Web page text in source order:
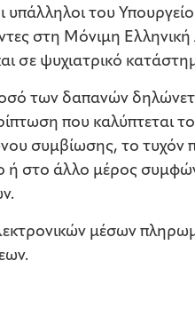
του
στη Μόνιμη
σε ψυχιατρικό
ποσό των δαπανών
που καλύπτεται
συμβίωσης, το τυχόν
ή στο άλλο μέρος
μέσων